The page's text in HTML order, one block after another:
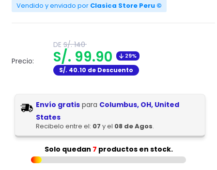
Vendido y enviado por Clasica Store Peru ©
Precio:
DETranslation
missing:
es.product.general.regular_price
S/. 140
Translation
missing:
S/. 99.90 29%
S/. 40.10 de Descuento
Envío gratis para Columbus, OH, United
States
Recibelo entre el: 07 y el 08 de Agos.
Solo quedan 7 productos en stock.